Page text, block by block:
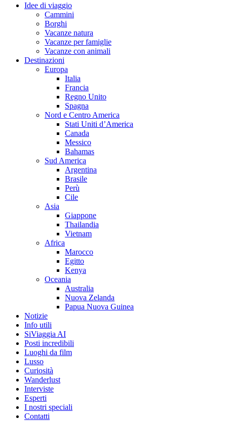
Idee di viaggio
Cammini
Borghi
Vacanze natura
Vacanze per famiglie
Vacanze con animali
Destinazioni
Europa
Italia
Francia
Regno Unito
Spagna
Nord e Centro America
Stati Uniti d’America
Canada
Messico
Bahamas
Sud America
Argentina
Brasile
Perù
Cile
Asia
Giappone
Thailandia
Vietnam
Africa
Marocco
Egitto
Kenya
Oceania
Australia
Nuova Zelanda
Papua Nuova Guinea
Notizie
Info utili
SiViaggia AI
Posti incredibili
Luoghi da film
Lusso
Curiosità
Wanderlust
Interviste
Esperti
I nostri speciali
Contatti